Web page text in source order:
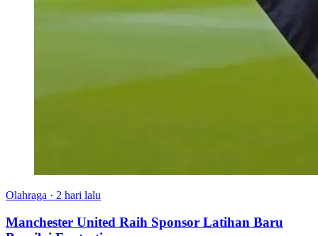
Olahraga · 2 hari lalu
Manchester United Raih Sponsor Latihan Baru